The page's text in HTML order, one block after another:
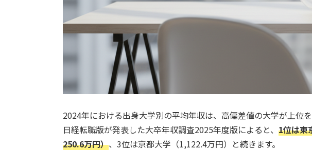
2024年における出身大学別の平均年収は、高偏差値の大学が上位を
日経転職版が発表した大卒年収調査2025年度版によると、 1位は東
250.6万円）、3位は京都大学（1,122.4万円）と続きます。